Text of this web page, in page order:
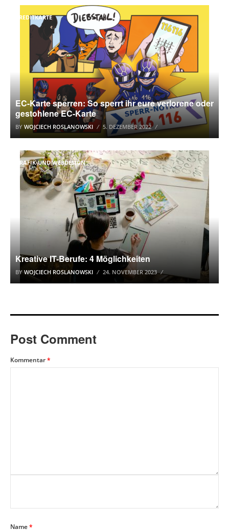
KREDITKARTE
EC-Karte sperren: So sperrt ihr eure verlorene oder
gestohlene EC-Karte
BY WOJCIECH ROSLANOWSKI 5. DEZEMBER 2022
GRAFIK-UND WEBDESIGN
Kreative IT-Berufe: 4 Möglichkeiten
BYWOJCIECH ROSLANOWSKI 24. NOVEMBER 2023
Post Comment
Kommentar*
Name*